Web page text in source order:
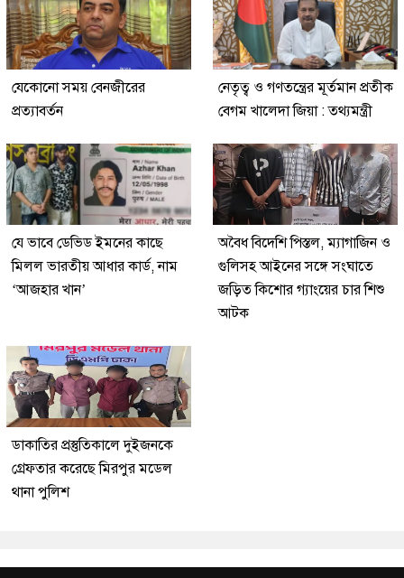
যেকোনো সময় বেনজীরের
প্রত্যাবর্তন
নেতৃত্ব ও গণতন্ত্রের মূর্তমান প্রতীক
বেগম খালেদা জিয়া : তথ্যমন্ত্রী
যে ভাবে ডেভিড ইমনের কাছে
মিলল ভারতীয় আধার কার্ড, নাম
‘আজহার খান’
অবৈধ বিদেশি পিস্তল, ম্যাগাজিন ও
গুলিসহ আইনের সঙ্গে সংঘাতে
জড়িত কিশোর গ্যাংয়ের চার শিশু
আটক
ডাকাতির প্রস্তুতিকালে দুইজনকে
গ্রেফতার করেছে মিরপুর মডেল
থানা পুলিশ